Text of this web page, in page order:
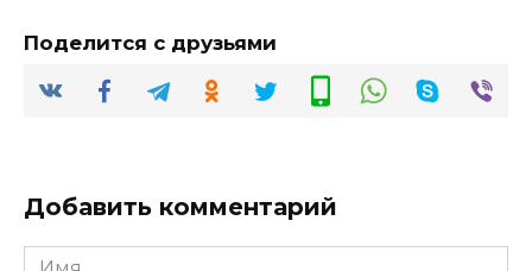
Поделится с друзьями
Добавить комментарий
Имя